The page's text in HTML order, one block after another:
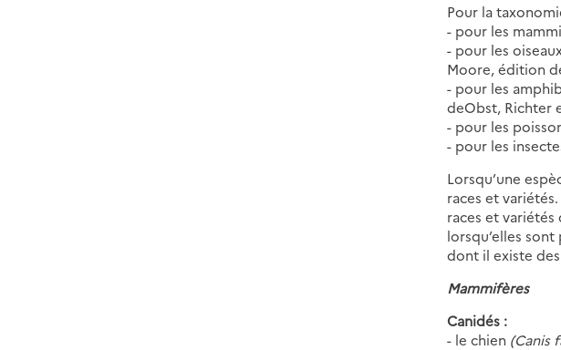
Pour la
- pour les
- pour les
Moore, édition
- pour les
deObst, Richter
- pour les
- pour les
Lorsqu’une
races et
races et
lorsqu’elles
dont il existe
Mammifères
Canidés :
- le chien (Canis